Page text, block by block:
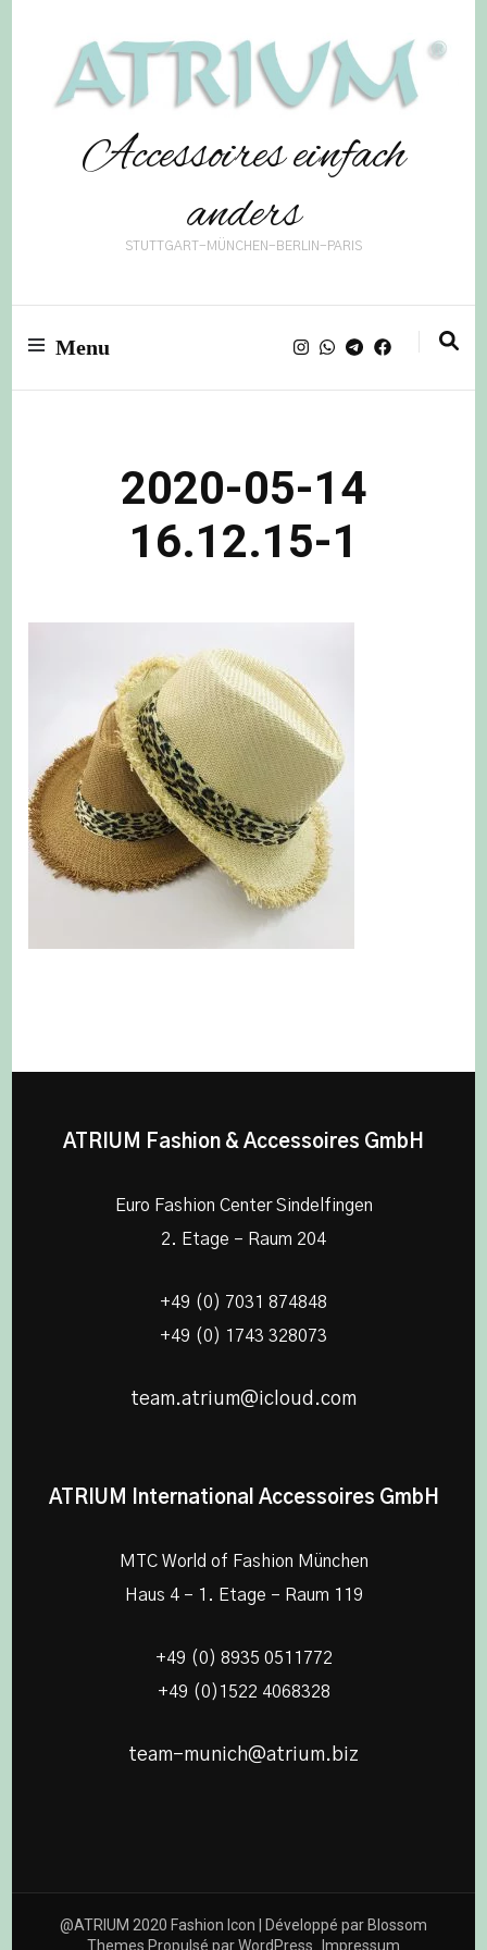
Accessoires einfach
anders
STUTTGART-MÜNCHEN-BERLIN-PARIS
Menu
2020-05-14
16.12.15-1
ATRIUM Fashion & Accessoires GmbH
Euro Fashion Center Sindelfingen
2. Etage – Raum 204
+49 (0) 7031 874848
+49 (0) 1743 328073
team.atrium@icloud.com
ATRIUM International Accessoires GmbH
MTC World of Fashion München
Haus 4 – 1. Etage – Raum 119
+49 (0) 8935 0511772
+49 (0)1522 4068328
team-munich@atrium.biz
@ATRIUM 2020 Fashion Icon | Développé par Blossom
Themes .Propulsé parWordPress Impressum